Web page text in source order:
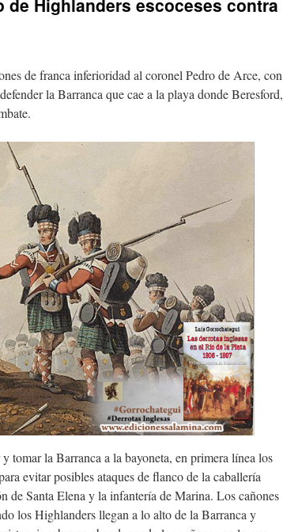
de Highlanders escoceses contra
de franca inferioridad al coronel Pedro de Arce, con
la Barranca que cae a la playa donde Beresford,
tomar la Barranca a la bayoneta, en primera línea los
evitar posibles ataques de flanco de la caballería
de Santa Elena y la infantería de Marina. Los cañones
los Highlanders llegan a lo alto de la Barranca y